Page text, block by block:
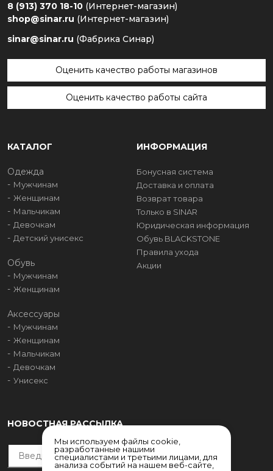
8 (913) 370 18-10 (Интернет-магазин)
shop@sinar.ru (Интернет-магазин)
sinar@sinar.ru (Фабрика Синар)
Оценить качество работы магазинов
Оценить качество работы сайта
КАТАЛОГ
Одежда
Мужчинам
Женщинам
Мальчикам
Девочкам
Детский унисекс
Обувь
Мужчинам
Женщинам
Аксессуары
Мужчинам
Женщинам
Мальчикам
Девочкам
Унисекс
ИНФОРМАЦИЯ
Бонусная система
Доставка и оплата
Возврат товара
Только в SINAR
Юридическая информация
Обувь BLACKSTONE
Правила ухода
Акции
НОВОСТНАЯ РАССЫЛКА
Мы используем файлы cookie,
разработанные нашими
специалистами и третьими лицами, для
анализа событий на нашем веб-сайте,